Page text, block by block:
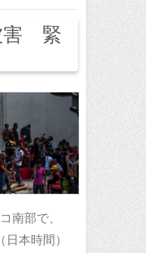
害 緊
南部で、
本時間）